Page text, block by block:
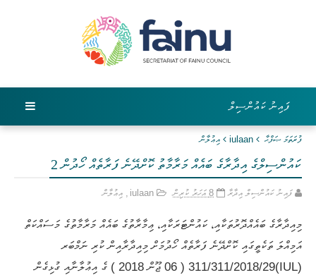
ފައިނު ކައުންސިލް
ފުރަތަމަ ޞަފްޙާ iulaan އިޢުލާން
ކައުންސިލްގެ އިދާރާގެ ބައެއް މަރާމާތު ކޮށްދޭނެ ފަރާތެއް ހޯދުން 2
ފައިނު ކައުންސިލް އިދާރާ 8 އަހަރު ކުރިން iulaan
, އިޢުލާން
މިއިދާރާގެ ބައެއްދޮރުތަކާއި، ކައުންޓަރަކާއި، ޢިމާރާތުގެ ބައެއް މަރާމާތުގެ މަސައްކަތް
އަމިއްލަ ތަކެތީގައި ކޮށްދޭނެ ފަރާތެއް ހޯދުމަށް މިއިދާރާއިން ކުރި ނަމްބަރ
(IUL)311/311/2018/29 ( 06 ޖޫން 2018 ) ގެ އިޢުލާނާއި ގުޅިގެން